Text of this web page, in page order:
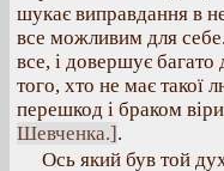
шукає виправдання в
все можливим для
все, і довершує
того, хто не має такої
перешкод і браком віри
Шевченка.].
Ось який був той